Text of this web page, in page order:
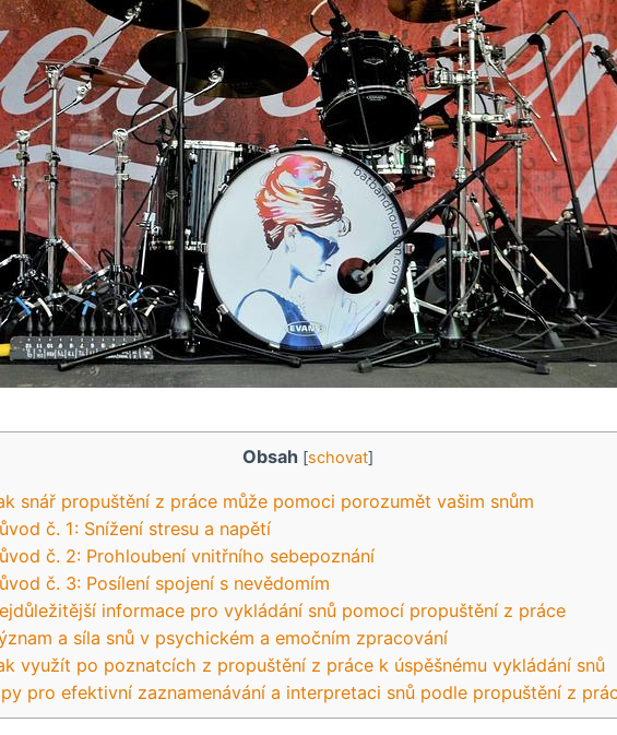
Obsah [schovat]
snář propuštění z práce může pomoci porozumět vašim snům
č. 1: Snížení stresu a napětí
č. 2: Prohloubení vnitřního sebepoznání
č. 3: Posílení spojení s nevědomím
informace pro vykládání snů pomocí propuštění z práce
a síla snů v psychickém a emočním zpracování
využít po poznatcích z propuštění z práce k úspěšnému vykládání snů
pro efektivní zaznamenávání a interpretaci snů podle propuštění z